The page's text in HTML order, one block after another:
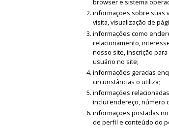
browser e sistema
informações sobre suas
visita, visualização de
informações como
relacionamento,
nosso site, inscrição
usuário no site;
informações geradas
circunstâncias o utiliza;
informações
inclui endereço, número
informações postadas
de perfil e conteúdo do